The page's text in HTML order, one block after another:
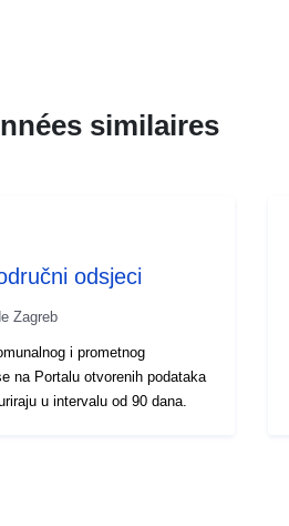
similaires
odsjeci
Zagreb
i prometnog
na Portalu otvorenih podataka
u intervalu od 90 dana.